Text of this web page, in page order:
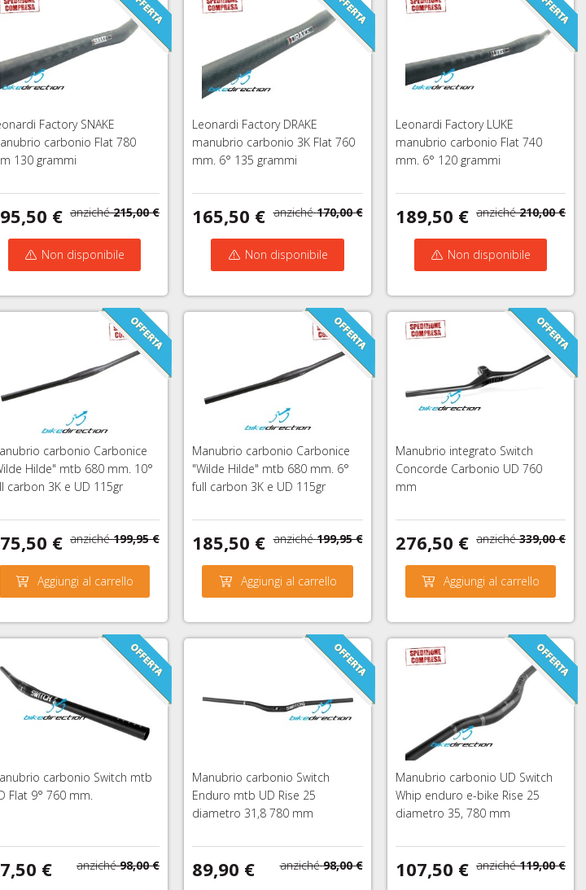
Factory SNAKE
carbonio Flat 780
130 grammi
€ anziché 215,00 €
Non disponibile
Leonardi Factory DRAKE
manubrio carbonio 3K Flat 760
mm. 6° 135 grammi
165,50 € anziché 170,00 €
Non disponibile
Leonardi Factory LUKE
manubrio carbonio Flat 740
mm. 6° 120 grammi
189,50 € anziché 210,00 €
Non disponibile
carbonio Carbonice
Hilde" mtb 680 mm. 10°
carbon 3K e UD 115gr
€ anziché 199,95 €
Aggiungi al carrello
Manubrio carbonio Carbonice
"Wilde Hilde" mtb 680 mm. 6°
full carbon 3K e UD 115gr
185,50 € anziché 199,95 €
Aggiungi al carrello
Manubrio integrato Switch
Concorde Carbonio UD 760
mm
276,50 € anziché 339,00 €
Aggiungi al carrello
carbonio Switch mtb
Flat 9° 760 mm.
€ anziché 98,00 €
Manubrio carbonio Switch
Enduro mtb UD Rise 25
diametro 31,8 780 mm
89,90 € anziché 98,00 €
Manubrio carbonio UD Switch
Whip enduro e-bike Rise 25
diametro 35, 780 mm
107,50 € anziché 119,00 €